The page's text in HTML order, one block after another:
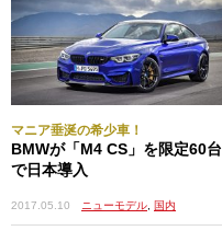
マニア垂涎の希少車！
BMWが「M4 CS」を限定60台
で日本導入
2017.05.10 ニューモデル 国内